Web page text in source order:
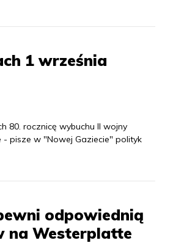
1 września
80. rocznicę wybuchu II wojny
- pisze w "Nowej Gaziecie" polityk
odpowiednią
na Westerplatte